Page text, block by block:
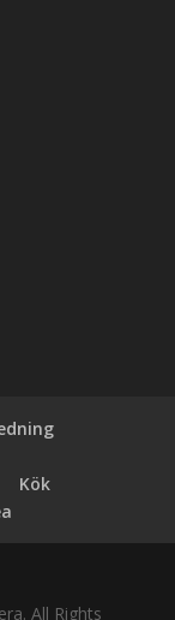
Kök
All Rights